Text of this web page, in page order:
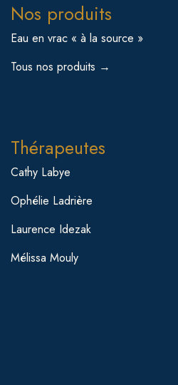
Nos produits
Eau en vrac « à la source »
Tous nos produits →
Thérapeutes
Cathy Labye
Ophélie Ladrière
Laurence Idezak
Mélissa Mouly